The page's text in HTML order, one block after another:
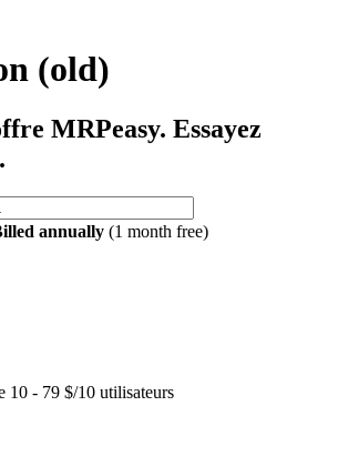
(old)
MRPeasy. Essayez
annually (1 month free)
10 - 79 $/10 utilisateurs